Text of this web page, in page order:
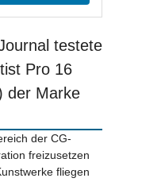
testete
Pro 16
der Marke
der CG-
freizusetzen
fliegen